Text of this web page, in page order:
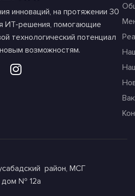
инноваций, на протяжении 30
ИТ-решения, помогающие
технологический потенциал
возможностям.
район, МСГ
дом № 12а